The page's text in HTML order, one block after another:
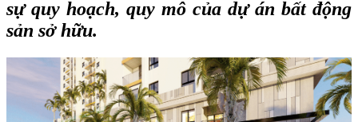
sự quy hoạch, quy mô của dự án bất động
sản sở hữu.